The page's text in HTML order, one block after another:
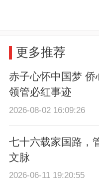
更多推荐
赤子心怀中国梦
领管必红事迹
2026-08-02 16:09:26
七十六载家国路，
文脉
2026-06-11 19:20:55